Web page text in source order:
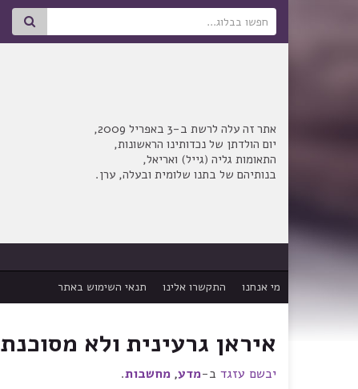
Search for:
אתר זה עלה לרשת ב-3 באפריל 2009,
יום הולדתן של נכדותינו הראשונות,
התאומות גליה (גייל) ואריאל,
בנותיהם של בתנו שלומית ובעלה, ערן.
מי אנחנו התקשרו אלינו תנאי השימוש באתר
איראן גרעינית ולא
יבשם עזגד ב-מדע, מחשבות.